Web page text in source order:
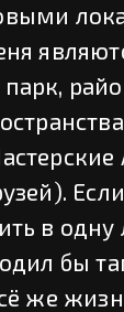
в одну
бы
же